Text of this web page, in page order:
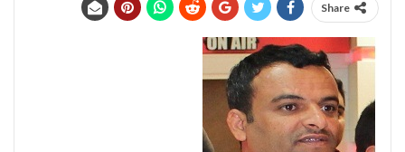
Share